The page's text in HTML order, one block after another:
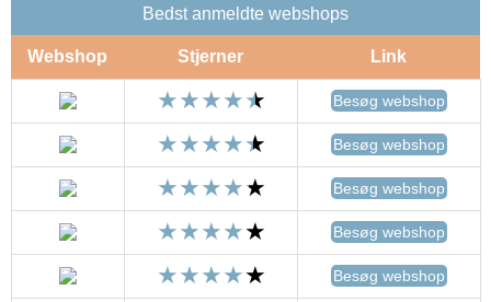
Bedst anmeldte webshops
Webshop Stjerner Link
Besøg webshop
Besøg webshop
Besøg webshop
Besøg webshop
Besøg webshop